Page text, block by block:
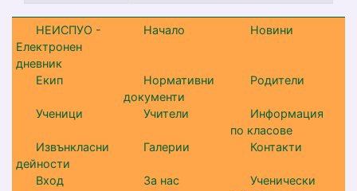
НЕИСПУО -
Електронен
дневник
Начало Новини
Екип
Нормативни
документи
Родители
Ученици Учители
Информация
по класове
Извънкласни
дейности
Галерии Контакти
Вход За нас
Ученически